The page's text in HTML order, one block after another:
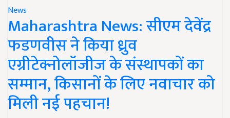
News
Maharashtra News: सीएम देवेंद्र
फडणवीस ने किया ध्रुव
एग्रीटेक्नोलॉजीज के संस्थापकों का
सम्मान, किसानों के लिए नवाचार को
मिली नई पहचान!